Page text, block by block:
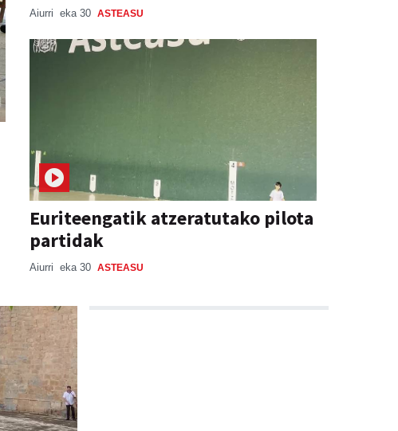
Aiurri eka 30 ASTEASU
Euriteengatik atzeratutako pilota
partidak
Aiurri eka 30 ASTEASU